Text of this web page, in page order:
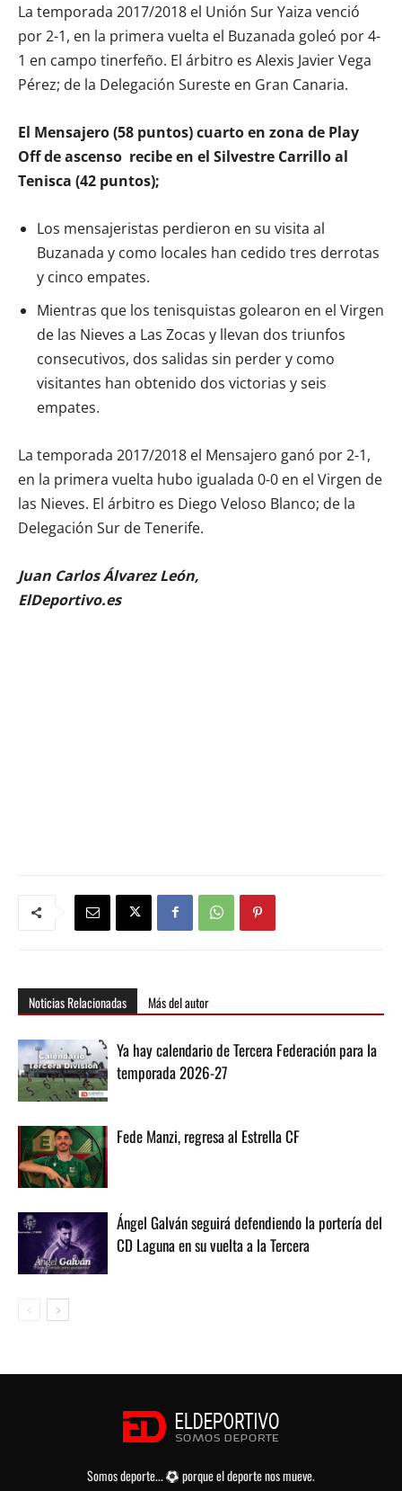
La temporada 2017/2018 el Unión Sur Yaiza venció
por 2-1, en la primera vuelta el Buzanada goleó por 4-
1 en campo tinerfeño. El árbitro es Alexis Javier Vega
Pérez; de la Delegación Sureste en Gran Canaria.
El Mensajero (58 puntos) cuarto en zona de Play
Off de ascenso recibe en el Silvestre Carrillo al
Tenisca (42 puntos);
Los mensajeristas perdieron en su visita al
Buzanada y como locales han cedido tres derrotas
y cinco empates.
Mientras que los tenisquistas golearon en el Virgen
de las Nieves a Las Zocas y llevan dos triunfos
consecutivos, dos salidas sin perder y como
visitantes han obtenido dos victorias y seis
empates.
La temporada 2017/2018 el Mensajero ganó por 2-1,
en la primera vuelta hubo igualada 0-0 en el Virgen de
las Nieves. El árbitro es Diego Veloso Blanco; de la
Delegación Sur de Tenerife.
Juan Carlos Álvarez León,
ElDeportivo.es
Noticias Relacionadas Más del autor
Ya hay calendario de Tercera Federación para la
temporada 2026-27
Fede Manzi, regresa al Estrella CF
Ángel Galván seguirá defendiendo la portería del
CD Laguna en su vuelta a la Tercera
Somos deporte... porque el deporte nos mueve.